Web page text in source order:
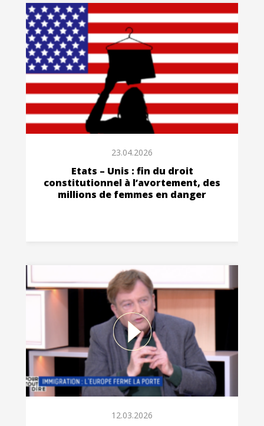
23.04.2026
Etats – Unis : fin du droit
constitutionnel à l’avortement, des
millions de femmes en danger
12.03.2026